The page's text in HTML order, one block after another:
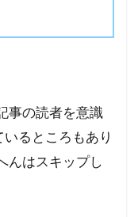
事の読者を意識
いるところもあり
んはスキップし